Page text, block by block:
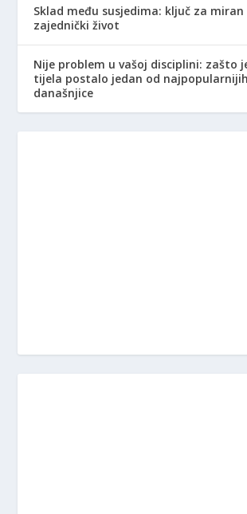
Sklad među susjedima: ključ za
zajednički život
Nije problem u vašoj disciplini: zašto
tijela postalo jedan od
današnjice